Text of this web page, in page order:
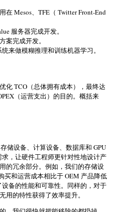
在 Mesos、TFE（ Twitter Front-End
服务器完成开发。
案完成开发。
来做模糊推理和训练机器学习。
化 TCO（总体拥有成本），最终达
（运营支出）的目的。概括来
储设备、计算设备、数据库和 GPU
，让硬件工程师更针对性地设计产
的冗余部分。例如，我们的存储设
买和运营成本相比于 OEM 产品降低
备的性能和可靠性。同样的，对于
用的特性获得了效率提升。